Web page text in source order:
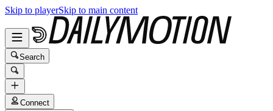
Skip to playerSkip to main content
Search
Connect